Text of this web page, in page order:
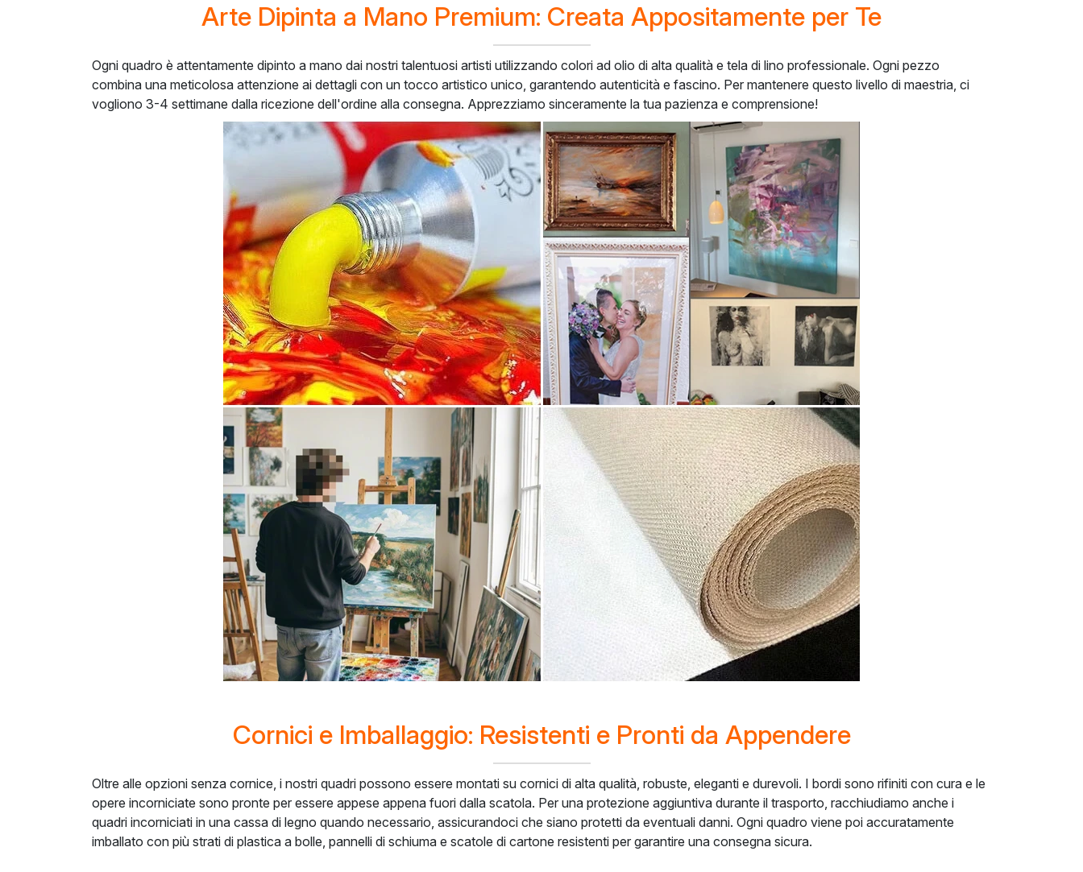
Arte Dipinta a Mano Premium: Creata Appositamente per Te
Ogni quadro è attentamente dipinto a mano dai nostri talentuosi artisti utilizzando colori ad olio di alta qualità e tela di lino professionale. Ogni pezzo
combina una meticolosa attenzione ai dettagli con un tocco artistico unico, garantendo autenticità e fascino. Per mantenere questo livello di maestria, ci
vogliono 3-4 settimane dalla ricezione dell'ordine alla consegna. Apprezziamo sinceramente la tua pazienza e comprensione!
Cornici e Imballaggio: Resistenti e Pronti da Appendere
Oltre alle opzioni senza cornice, i nostri quadri possono essere montati su cornici di alta qualità, robuste, eleganti e durevoli. I bordi sono rifiniti con cura e le
opere incorniciate sono pronte per essere appese appena fuori dalla scatola. Per una protezione aggiuntiva durante il trasporto, racchiudiamo anche i
quadri incorniciati in una cassa di legno quando necessario, assicurandoci che siano protetti da eventuali danni. Ogni quadro viene poi accuratamente
imballato con più strati di plastica a bolle, pannelli di schiuma e scatole di cartone resistenti per garantire una consegna sicura.